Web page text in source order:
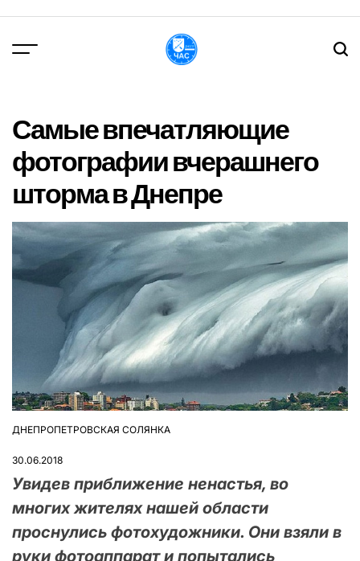
вмісту
Самые впечатляющие
фотографии вчерашнего
шторма в Днепре
ОПУБЛІКУВАТИ
ДНЕПРОПЕТРОВСКАЯ СОЛЯНКА
30.06.2018
Увидев приближение ненастья, во
многих жителях нашей области
проснулись фотохудожники. Они взяли в
руки фотоаппарат и попытались